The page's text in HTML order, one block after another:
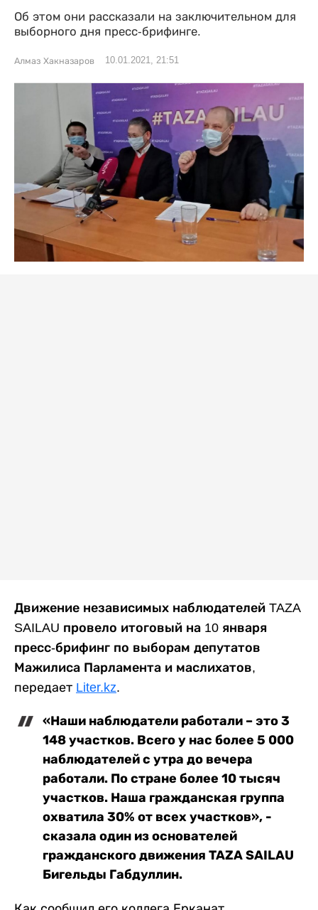
Об этом они рассказали на заключительном для
выборного дня пресс-брифинге.
Алмаз Хакназаров 10.01.2021, 21:51
Движение независимых наблюдателей TAZA
SAILAU провело итоговый на 10 января
пресс-брифинг по выборам депутатов
Мажилиса Парламента и маслихатов,
передает Liter.kz.
«Наши наблюдатели работали – это 3
148 участков. Всего у нас более 5 000
наблюдателей с утра до вечера
работали. По стране более 10 тысяч
участков. Наша гражданская группа
охватила 30% от всех участков», -
сказала один из основателей
гражданского движения TAZA SAILAU
Бигельды Габдуллин.